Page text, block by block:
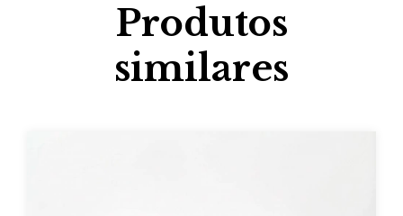
Produtos
similares